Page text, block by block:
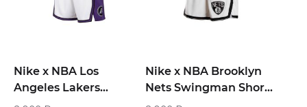
Nike x NBA Los
Angeles Lakers
Swingman Shorts
Nike x NBA Brooklyn
Nets Swingman Shorts
«White»